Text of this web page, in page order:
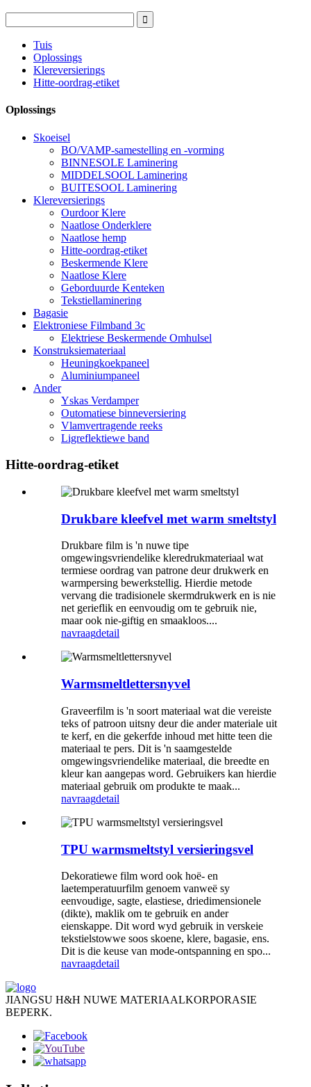
Tuis
Oplossings
Klereversierings
Hitte-oordrag-etiket
Oplossings
Skoeisel
BO/VAMP-samestelling en -vorming
BINNESOLE Laminering
MIDDELSOOL Laminering
BUITESOOL Laminering
Klereversierings
Ourdoor Klere
Naatlose Onderklere
Naatlose hemp
Hitte-oordrag-etiket
Beskermende Klere
Naatlose Klere
Geborduurde Kenteken
Tekstiellaminering
Bagasie
Elektroniese Filmband 3c
Elektriese Beskermende Omhulsel
Konstruksiemateriaal
Heuningkoekpaneel
Aluminiumpaneel
Ander
Yskas Verdamper
Outomatiese binneversiering
Vlamvertragende reeks
Ligreflektiewe band
Hitte-oordrag-etiket
Drukbare kleefvel met warm smeltstyl
Drukbare film is 'n nuwe tipe
omgewingsvriendelike kleredrukmateriaal wat
termiese oordrag van patrone deur drukwerk en
warmpersing bewerkstellig. Hierdie metode
vervang die tradisionele skermdrukwerk en is nie
net gerieflik en eenvoudig om te gebruik nie,
maar ook nie-giftig en smaakloos....
navraagdetail
Warmsmeltlettersnyvel
Graveerfilm is 'n soort materiaal wat die vereiste
teks of patroon uitsny deur die ander materiale uit
te kerf, en die gekerfde inhoud met hitte teen die
materiaal te pers. Dit is 'n saamgestelde
omgewingsvriendelike materiaal, die breedte en
kleur kan aangepas word. Gebruikers kan hierdie
materiaal gebruik om produkte te maak...
navraagdetail
TPU warmsmeltstyl versieringsvel
Dekoratiewe film word ook hoë- en
laetemperatuurfilm genoem vanweë sy
eenvoudige, sagte, elastiese, driedimensionele
(dikte), maklik om te gebruik en ander
eienskappe. Dit word wyd gebruik in verskeie
tekstielstowwe soos skoene, klere, bagasie, ens.
Dit is die keuse van mode-ontspanning en spo...
navraagdetail
JIANGSU H&H NUWE MATERIAALKORPORASIE
BEPERK.